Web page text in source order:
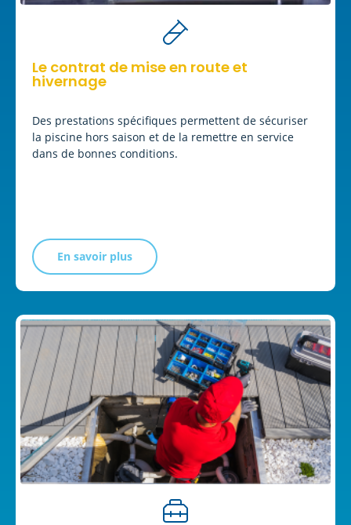
Nos services pour votre piscine
Nos contrats d’entretien
Équipements et matériels de piscine
Contact
Le contrat de mise en route et
hivernage
Des prestations spécifiques permettent de sécuriser
la piscine hors saison et de la remettre en service
dans de bonnes conditions.
En savoir plus